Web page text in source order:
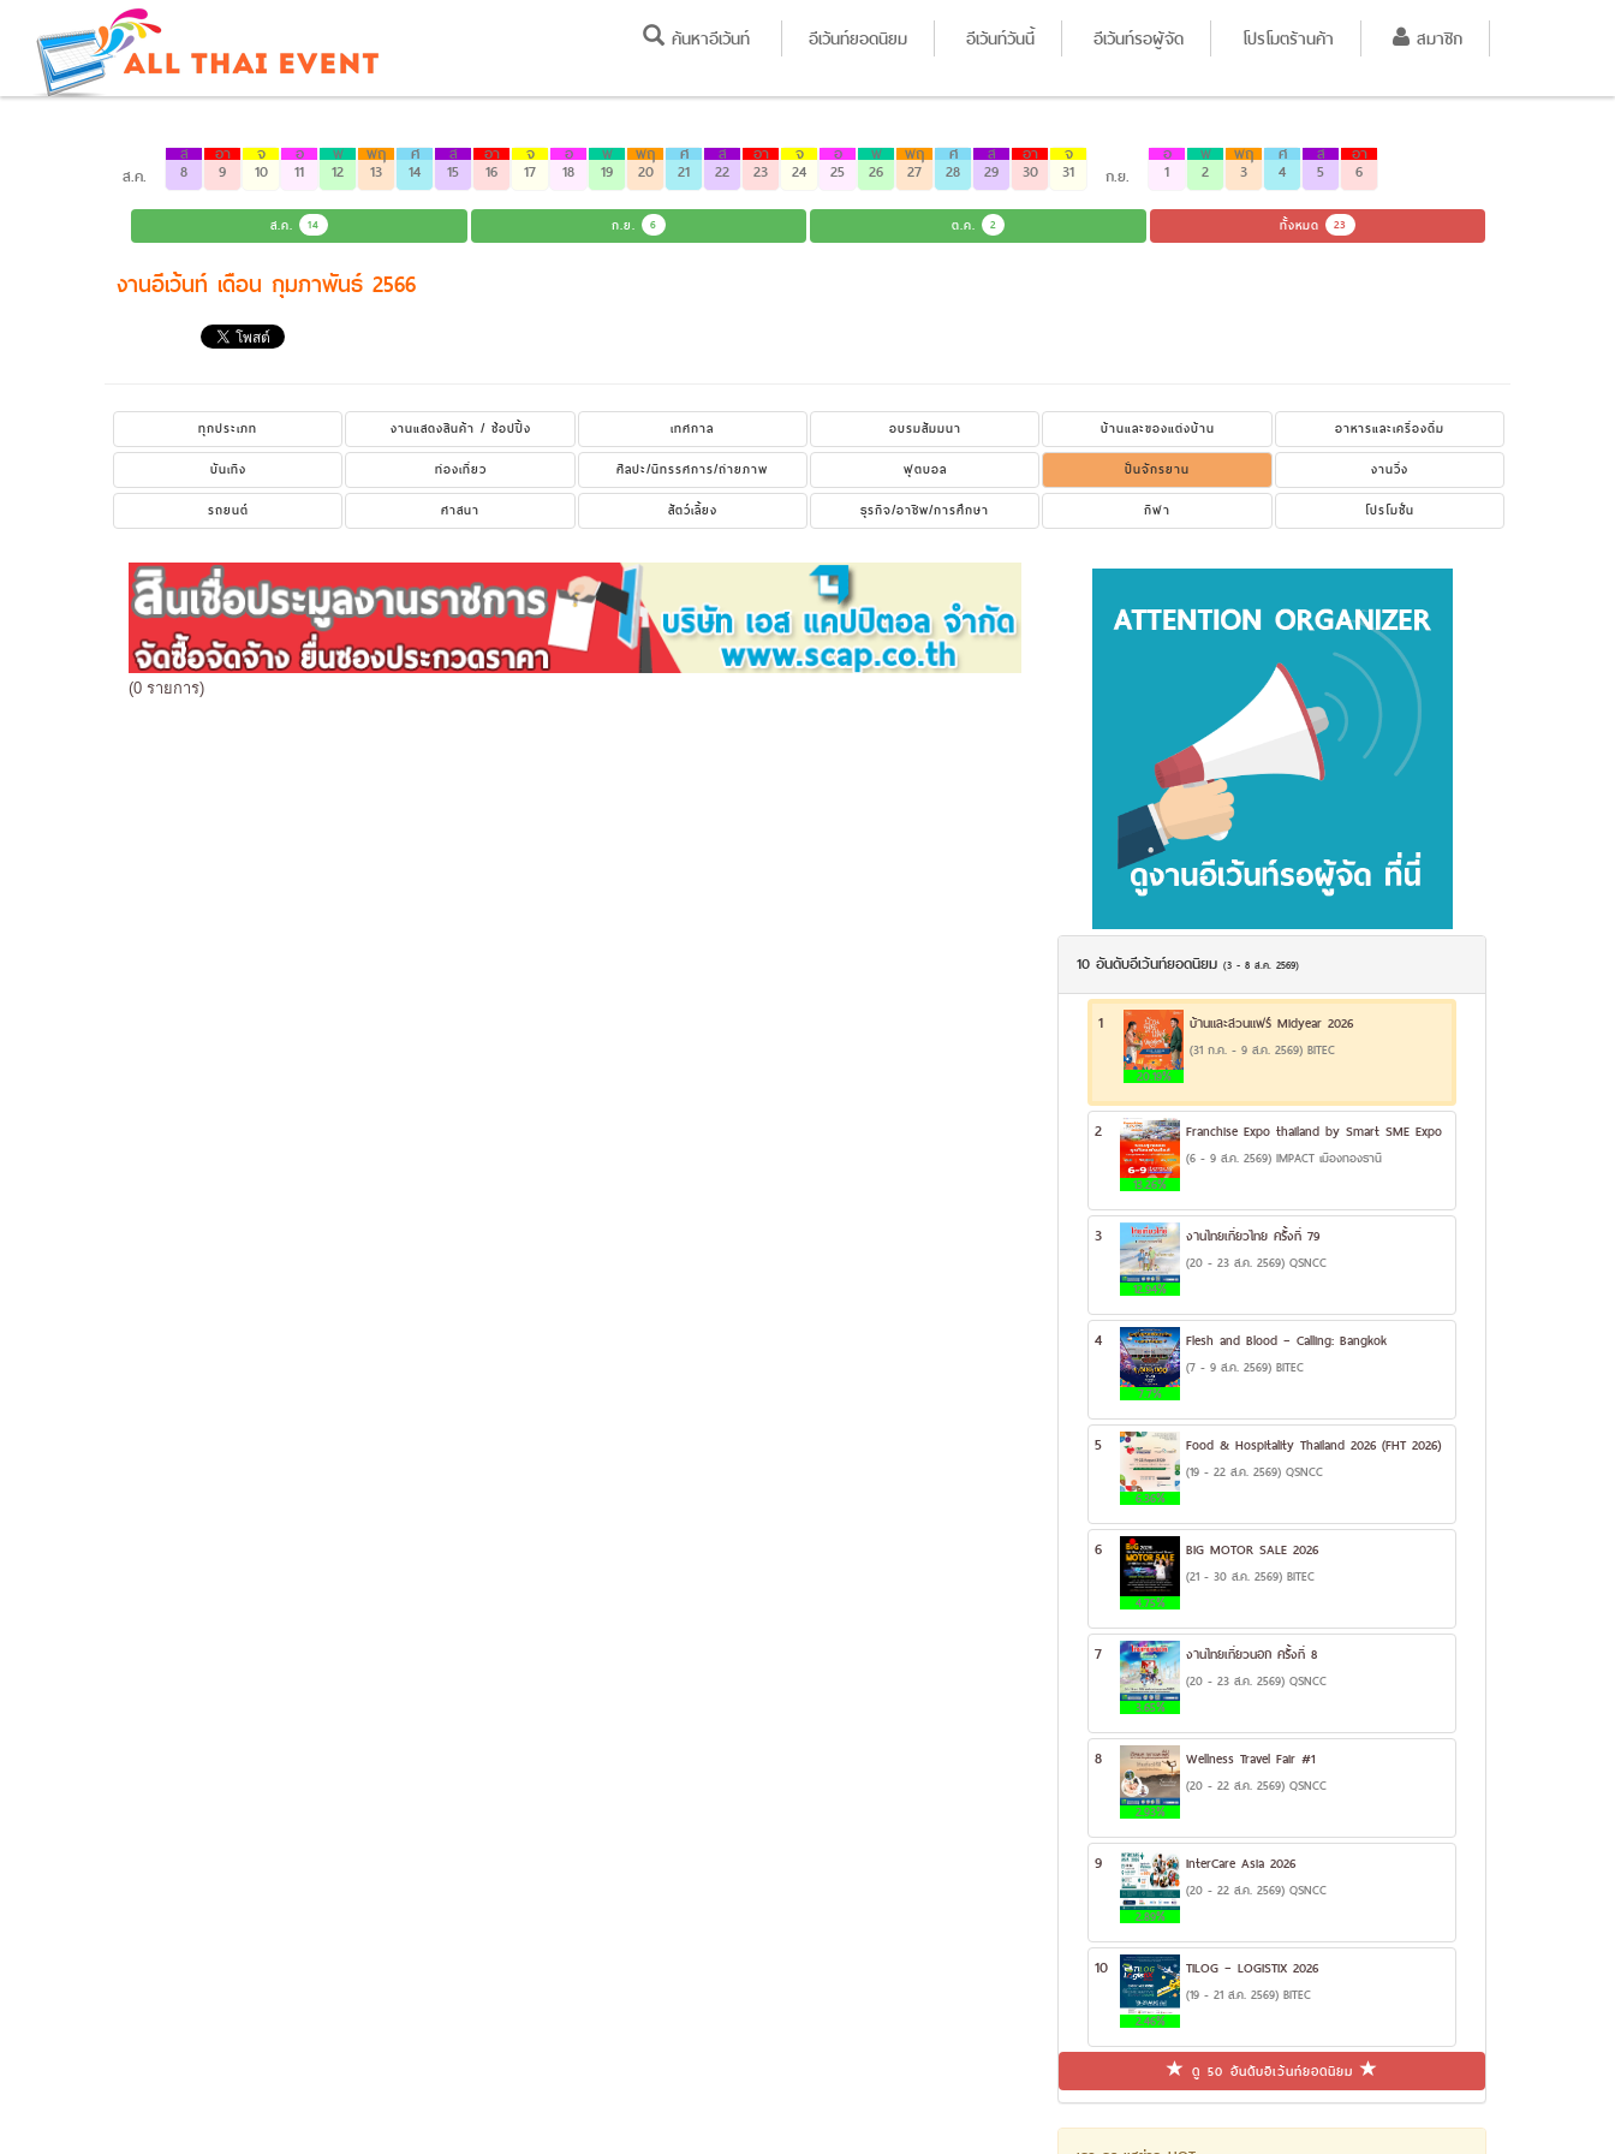
ค้นหาอีเว้นท์ อีเว้นท์ยอดนิยม อีเว้นท์วันนี้ อีเว้นท์รอผู้จัด โปรโมตร้านค้า สมาชิก
ส.ค.
ส
8
อา
9
จ
10
อ
11
พ
12
พฤ
13
ศ
14
ส
15
อา
16
จ
17
อ
18
พ
19
พฤ
20
ศ
21
ส
22
อา
23
จ
24
อ
25
พ
26
พฤ
27
ศ
28
ส
29
อา
30
จ
31 ก.ย.
อ
1
พ
2
พฤ
3
ศ
4
ส
5
อา
6
ส.ค. 14 ก.ย. 6 ต.ค. 2 ทั้งหมด 23
งานอีเว้นท์ เดือน กุมภาพันธ์ 2566
ทุกประเภท งานแสดงสินค้า / ช้อปปิ้ง เทศกาล อบรมสัมมนา บ้านและของแต่งบ้าน
อาหารและเครื่องดื่ม
บันเทิง
ท่องเที่ยว ศิลปะ/นิทรรศการ/ถ่ายภาพ ฟุตบอล ปั่นจักรยาน
งานวิ่ง
รถยนต์
ศาสนา สัตว์เลี้ยง ธุรกิจ/อาชีพ/การศึกษา กีฬา โปรโมชั่น
(0 รายการ)
10 อันดับอีเว้นท์ยอดนิยม(3 - 8 ส.ค. 2569)
1
20.19%
บ้านและสวนแฟร์ Midyear 2026
(31 ก.ค. - 9 ส.ค. 2569) BITEC
2
13.26%
Franchise Expo thailand by Smart SME Expo
(6 - 9 ส.ค. 2569) IMPACT เมืองทองธานี
3
12.94%
งานไทยเที่ยวไทย ครั้งที่ 79
(20 - 23 ส.ค. 2569) QSNCC
4
7.7%
Flesh and Blood – Calling: Bangkok
(7 - 9 ส.ค. 2569) BITEC
5
6.36%
Food & Hospitality Thailand 2026 (FHT 2026)
(19 - 22 ส.ค. 2569) QSNCC
6
4.75%
BIG MOTOR SALE 2026
(21 - 30 ส.ค. 2569) BITEC
7
3.65%
งานไทยเที่ยวนอก ครั้งที่ 8
(20 - 23 ส.ค. 2569) QSNCC
8
2.93%
Wellness Travel Fair #1
(20 - 22 ส.ค. 2569) QSNCC
9
2.89%
InterCare Asia 2026
(20 - 22 ส.ค. 2569) QSNCC
10
2.46%
TILOG – LOGISTIX 2026
(19 - 21 ส.ค. 2569) BITEC
ดู 50 อันดับอีเว้นท์ยอดนิยม